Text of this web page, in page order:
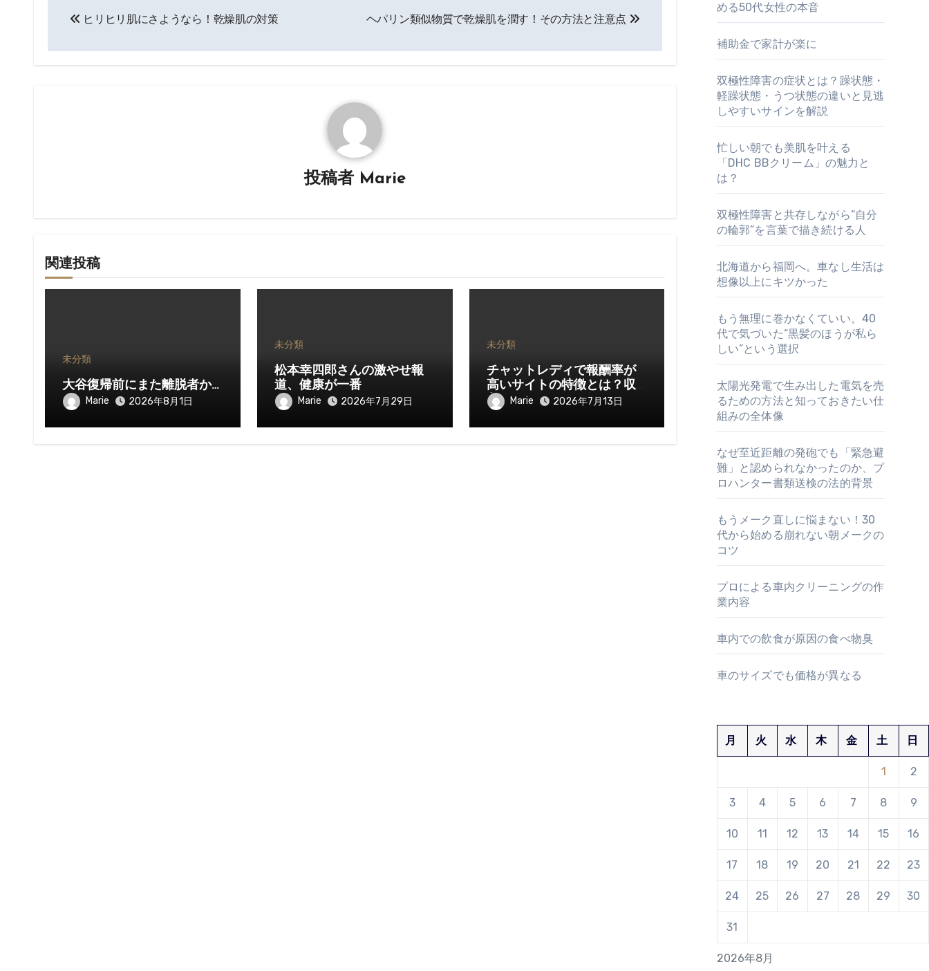
ナ
ヒリヒリ肌にさようなら！乾燥肌の対策 ヘパリン類似物質で乾燥肌を潤す！その方法と注意点
投稿者 Marie
関連投稿
未分類
大谷復帰前にまた離脱者か…
Marie 2026年8月1日
未分類
松本幸四郎さんの激やせ報
道、健康が一番
Marie 2026年7月29日
未分類
チャットレディで報酬率が
高いサイトの特徴とは？収
入を伸ばすために知ってお
きたいポイント
Marie 2026年7月13日
める50代女性の本音
補助金で家計が楽に
双極性障害の症状とは？躁状態・
軽躁状態・うつ状態の違いと見逃
しやすいサインを解説
忙しい朝でも美肌を叶える
「DHC BBクリーム」の魅力と
は？
双極性障害と共存しながら“自分
の輪郭”を言葉で描き続ける人
北海道から福岡へ。車なし生活は
想像以上にキツかった
もう無理に巻かなくていい。40
代で気づいた“黒髪のほうが私ら
しい”という選択
太陽光発電で生み出した電気を売
るための方法と知っておきたい仕
組みの全体像
なぜ至近距離の発砲でも「緊急避
難」と認められなかったのか、プ
ロハンター書類送検の法的背景
もうメーク直しに悩まない！30
代から始める崩れない朝メークの
コツ
プロによる車内クリーニングの作
業内容
車内での飲食が原因の食べ物臭
車のサイズでも価格が異なる
2026年8月
月 火 水 木 金 土 日
1 2
3 4 5 6 7 8 9
10 11 12 13 14 15 16
17 18 19 20 21 22 23
24 25 26 27 28 29 30
31